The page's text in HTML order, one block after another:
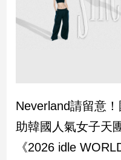
政
政
治
Neverland請留意
助韓國人氣女子天
《2026 idle